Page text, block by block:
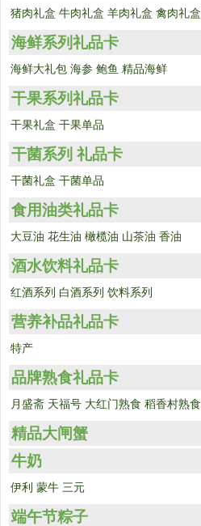
猪肉礼盒 牛肉礼盒 羊肉礼盒 禽肉礼盒
海鲜系列礼品卡
海鲜大礼包 海参 鲍鱼 精品海鲜
干果系列礼品卡
干果礼盒 干果单品
干菌系列 礼品卡
干菌礼盒 干菌单品
食用油类礼品卡
大豆油 花生油 橄榄油 山茶油 香油
酒水饮料礼品卡
红酒系列 白酒系列 饮料系列
营养补品礼品卡
特产
品牌熟食礼品卡
月盛斋 天福号 大红门熟食 稻香村熟食
精品大闸蟹
牛奶
伊利 蒙牛 三元
端午节粽子